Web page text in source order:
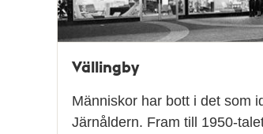
Vällingby
Människor har bott i det som
Järnåldern. Fram till 1950-